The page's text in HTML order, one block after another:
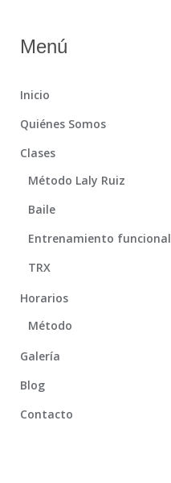
Menú
Inicio
Quiénes Somos
Clases
Método Laly Ruiz
Baile
Entrenamiento funcional
TRX
Horarios
Método
Galería
Blog
Contacto